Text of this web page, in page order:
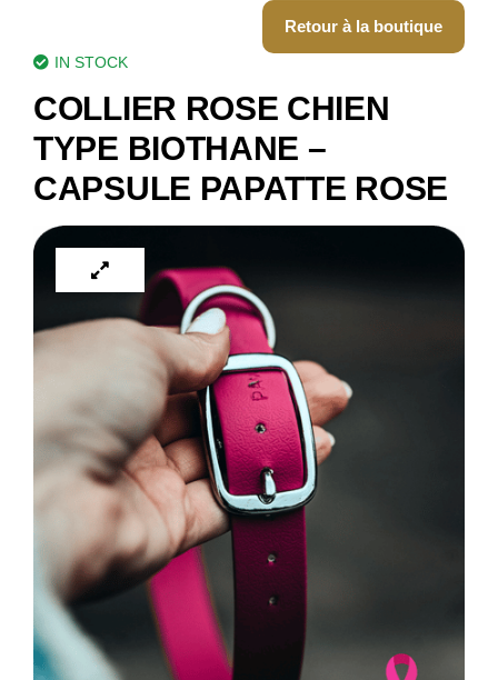
Retour à la boutique
IN STOCK
COLLIER ROSE CHIEN
TYPE BIOTHANE –
CAPSULE PAPATTE ROSE